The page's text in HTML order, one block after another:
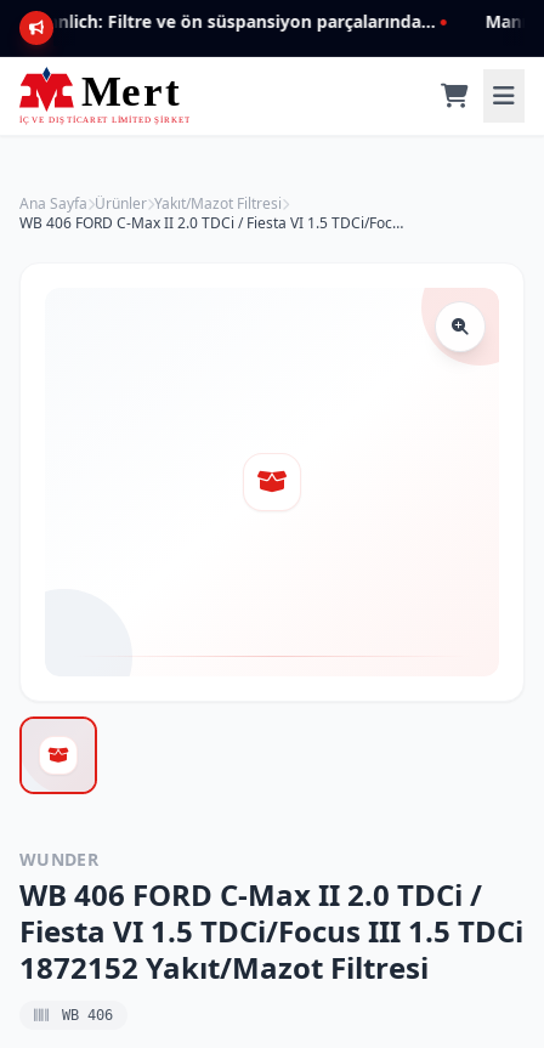
Mannlich: Filtre ve ön süspansiyon parçalarında genişleyen ürün yelpazesiyle kalite ve güven.
Ana Sayfa Ürünler Yakıt/Mazot Filtresi
WB 406 FORD C-Max II 2.0 TDCi / Fiesta VI 1.5 TDCi/Focus III 1.5 TDCi 1872152 Yakıt/Mazot Filtresi
WUNDER
WB 406 FORD C-Max II 2.0 TDCi /
Fiesta VI 1.5 TDCi/Focus III 1.5 TDCi
1872152 Yakıt/Mazot Filtresi
WB 406